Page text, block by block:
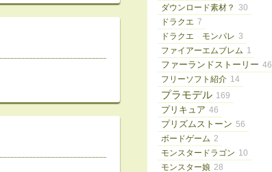
ダウンロード素材？ 30
ドラクエ 7
ドラクエ モンパレ 3
ファイアーエムブレム 1
ファーランドストーリー 46
フリーソフト紹介 14
プラモデル 169
プリキュア 46
プリズムストーン 56
ボードゲーム 2
モンスタードラゴン 10
モンスター娘 28